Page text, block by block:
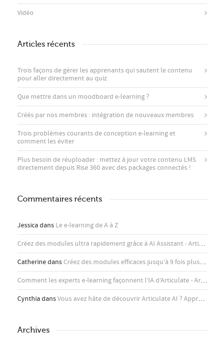
Vidéo
Articles récents
Trois façons de gérer les apprenants qui sautent le contenu
pour aller directement au quiz
Que mettre dans un moodboard e-learning ?
Créés par nos membres : intégration de nouveaux membres
Trois problèmes courants de conception e-learning et
comment les éviter
Plus besoin de réuploader : mettez à jour votre contenu LMS
directement depuis Rise 360 ​​avec des packages connectés !
Commentaires récents
Jessicadans Le e-learning de A à Z
Créez des modules ultra rapidement grâce à AI Assistant - Articulate
CatherinedansCréez des modules efficaces jusqu’à 9 fois plus rapidement avec l’assistant IA d’Articulate
Comment les experts e-learning façonnent l’IA d’Articulate - Articulate
CynthiadansVous avez hâte de découvrir Articulate AI ? Apprenez-en plus ici !
Archives